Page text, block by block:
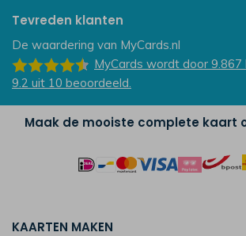
Tevreden klanten
De waardering van MyCards.nl
MyCards wordt door 9.867
9.2 uit 10 beoordeeld.
Maak de mooiste complete kaart
KAARTEN MAKEN